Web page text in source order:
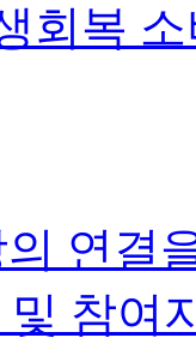
회복
연결
참여